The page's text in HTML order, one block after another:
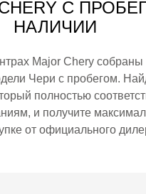
С
НАЛИЧИИ
Major Chery собраны
Чери с пробегом.
полностью
и получите
от официального